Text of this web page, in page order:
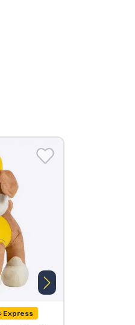
Express